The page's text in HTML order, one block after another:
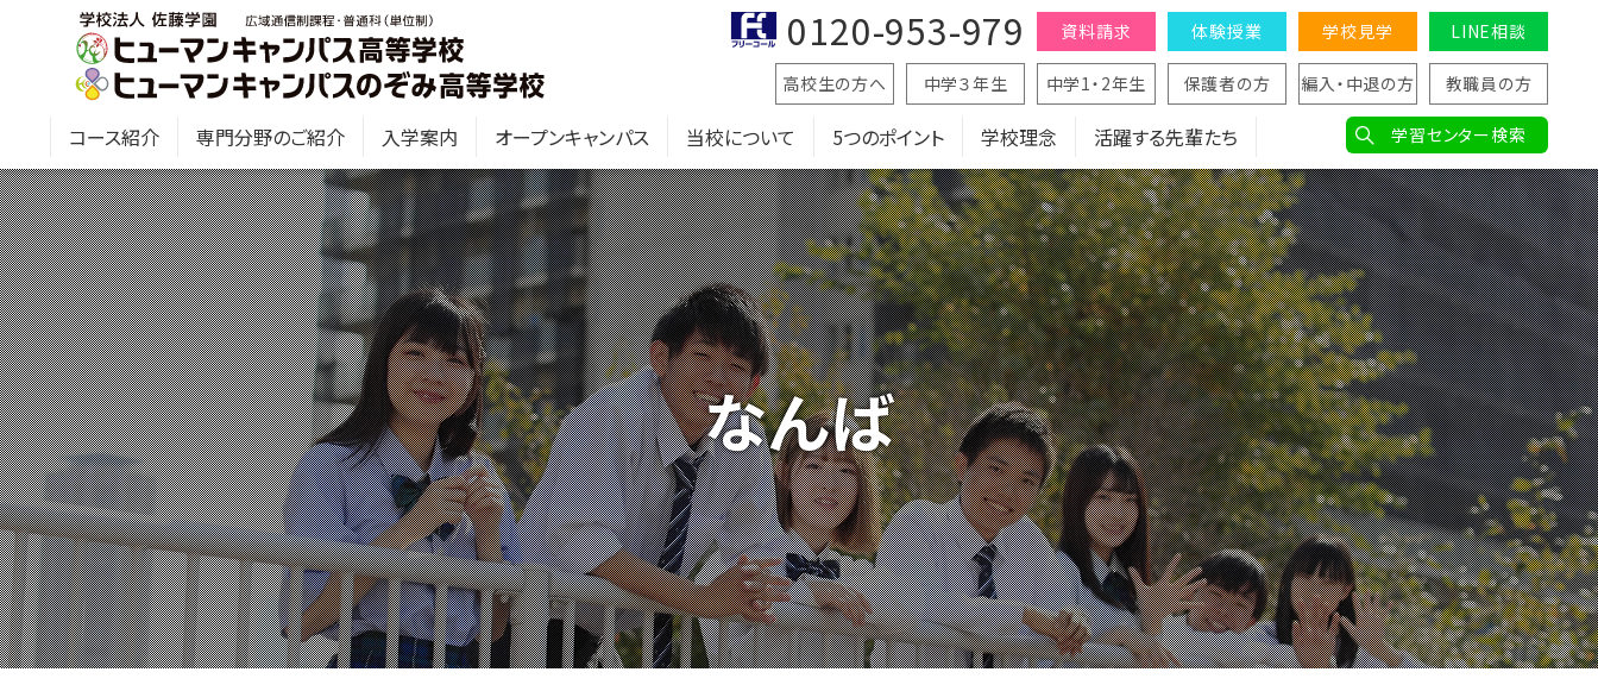
コース紹介 専門分野のご紹介 入学案内 オープンキャンパス 当校について 5つのポイント 学校理念 活躍する先輩たち
資料請求 体験授業 学校見学 LINE相談
高校生の方へ 中学３年生 中学1・2年生 保護者の方 編入・中退の方 教職員の方
学習センター検索
0120-953-979
なんば